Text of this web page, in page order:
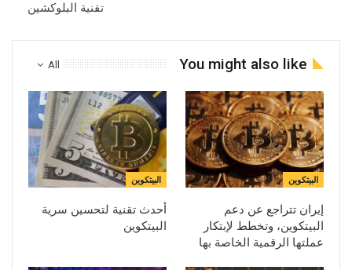
تقنية البلوكشين
All You might also like
البيتكوين
إيران تتراجع عن دعم
البيتكوين، وتخطط لإبتكار
عملتها الرقمية الخاصة بها
البيتكوين
أحدث تقنية لتحسين سرية
البيتكوين